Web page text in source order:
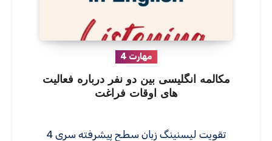
مهارت 4
مکالمه انگلیسی بین دو نفر درباره فعالیت
های اوقات فراغت
تقویت لیسنینگ زبان سطح پیشرفته سری 4